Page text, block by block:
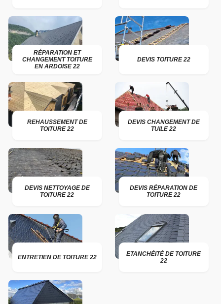
RÉPARATION ET
CHANGEMENT TOITURE
EN ARDOISE 22
DEVIS TOITURE 22
REHAUSSEMENT DE
TOITURE 22
DEVIS CHANGEMENT DE
TUILE 22
DEVIS NETTOYAGE DE
TOITURE 22
DEVIS RÉPARATION DE
TOITURE 22
ENTRETIEN DE TOITURE 22
ETANCHÉITÉ DE TOITURE
22